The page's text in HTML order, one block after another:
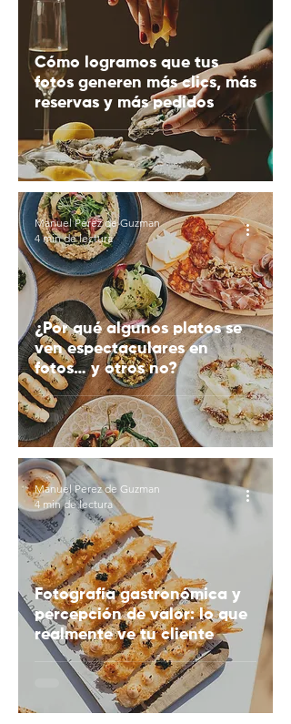
Cómo logramos que tus
fotos generen más clics, más
reservas y más pedidos
¿Por qué algunos platos se
ven espectaculares en
fotos… y otros no?
Manuel Perez de Guzman
4 min de lectura
Fotografía gastronómica y
percepción de valor: lo que
realmente ve tu cliente
Manuel Perez de Guzman
4 min de lectura